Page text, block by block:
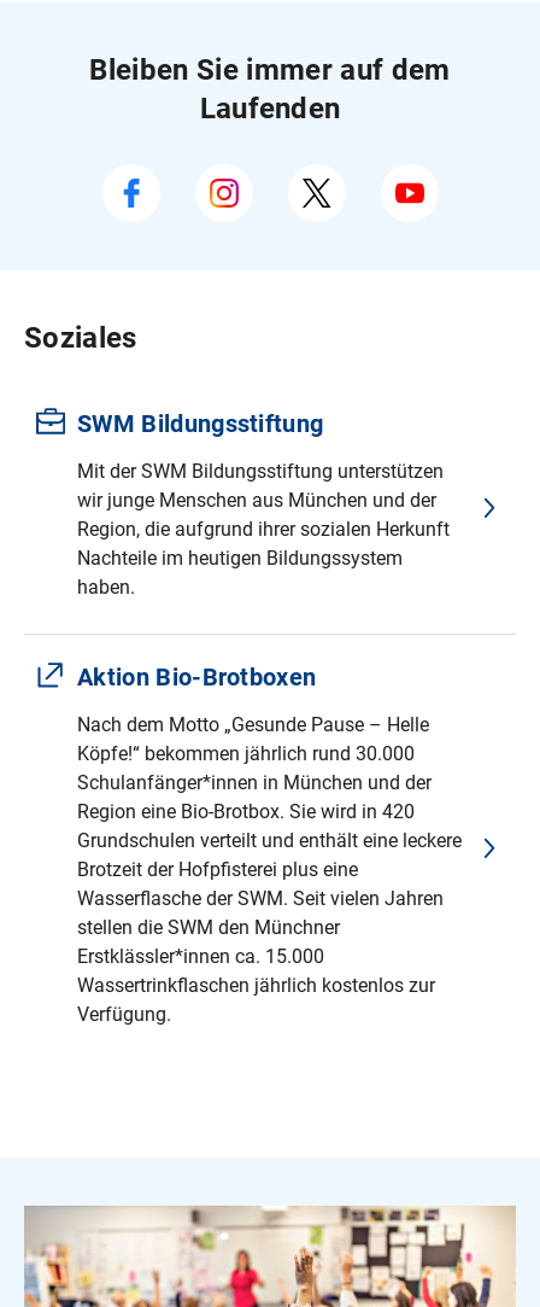
Bleiben Sie immer auf dem
Laufenden
Soziales
SWM Bildungsstiftung
Mit der SWM Bildungsstiftung unterstützen
wir junge Menschen aus München und der
Region, die aufgrund ihrer sozialen Herkunft
Nachteile im heutigen Bildungssystem
haben.
Aktion Bio-Brotboxen
Nach dem Motto „Gesunde Pause – Helle
Köpfe!“ bekommen jährlich rund 30.000
Schulanfänger*innen in München und der
Region eine Bio-Brotbox. Sie wird in 420
Grundschulen verteilt und enthält eine leckere
Brotzeit der Hofpfisterei plus eine
Wasserflasche der SWM. Seit vielen Jahren
stellen die SWM den Münchner
Erstklässler*innen ca. 15.000
Wassertrinkflaschen jährlich kostenlos zur
Verfügung.